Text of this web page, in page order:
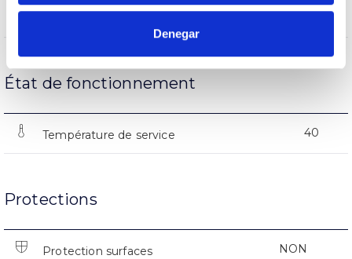
Denegar
(L70B50>)50.000h
État de fonctionnement
Température de service 40
Protections
Protection surfaces NON